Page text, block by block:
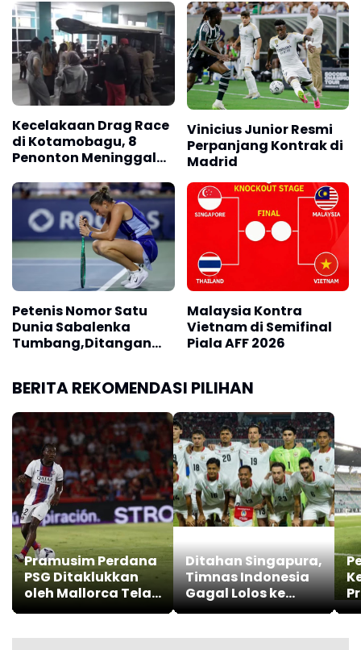
Kecelakaan Drag Race
di Kotamobagu, 8
Penonton Meninggal
Vinicius Junior Resmi
Perpanjang Kontrak di
Madrid
Petenis Nomor Satu
Dunia Sabalenka
Tumbang,Ditangan
Malaysia Kontra
Vietnam di Semifinal
Piala AFF 2026
BERITA REKOMENDASI PILIHAN
Pramusim Perdana
PSG Ditaklukkan
oleh Mallorca Telak
Ditahan Singapura,
Timnas Indonesia
Gagal Lolos ke
Semifinal AFF 2026